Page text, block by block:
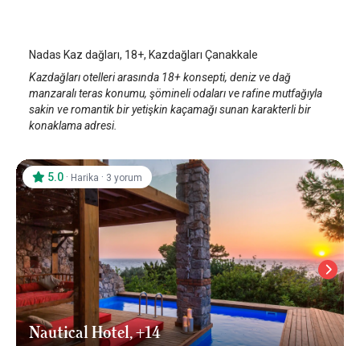
Nadas Kaz dağları, 18+, Kazdağları Çanakkale
Kazdağları otelleri arasında 18+ konsepti, deniz ve dağ
manzaralı teras konumu, şömineli odaları ve rafine mutfağıyla
sakin ve romantik bir yetişkin kaçamağı sunan karakterli bir
konaklama adresi.
Nautical Hotel, +14
5.0 · Harika · 3 yorum